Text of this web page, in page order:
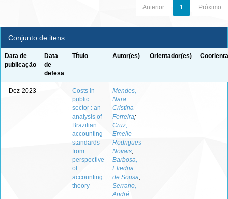
Anterior 1 Próximo
Conjunto de itens:
Data de
publicação
Data
de
defesa
Título Autor(es) Orientador(es)
Dez-2023 -
Costs in
public
sector : an
analysis of
Brazilian
accounting
standards
from
perspective
of
accounting
theory
Mendes,
Nara
Cristina
Ferreira;
Cruz,
Emelle
Rodrigues
Novais;
Barbosa,
Eliedna
de Sousa;
Serrano,
André
- -